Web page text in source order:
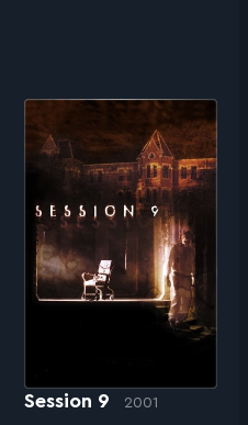
Session 9 2001